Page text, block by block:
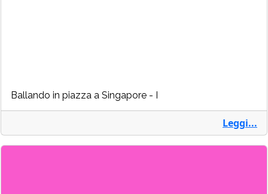
Ballando in piazza a Singapore - I
Leggi...